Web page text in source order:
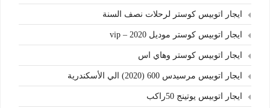
ايجار اتوبيس كوستر لرحلات نصف السنة
ايجار اتوبيس كوستر موديل 2020 – vip
ايجار اتوبيس كوستر وهاي اس
ايجار اتوبيس مرسيدس 600 (2020) الي الأسكندرية
ايجار اتوبيس يوتينج 50راكب